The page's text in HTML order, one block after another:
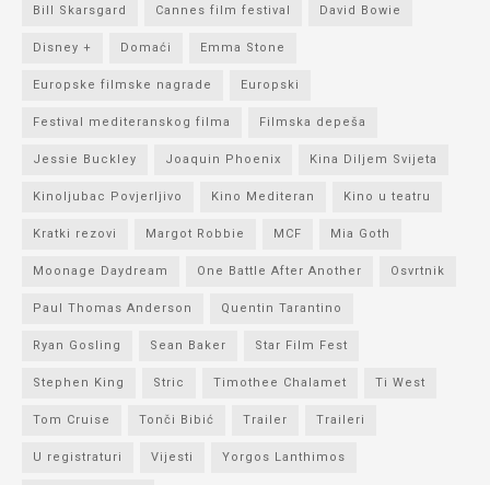
Bill Skarsgard Cannes film festival David Bowie
Disney + Domaći Emma Stone
Europske filmske nagrade Europski
Festival mediteranskog filma Filmska depeša
Jessie Buckley Joaquin Phoenix Kina Diljem Svijeta
Kinoljubac Povjerljivo Kino Mediteran Kino u teatru
Kratki rezovi Margot Robbie MCF Mia Goth
Moonage Daydream One Battle After Another Osvrtnik
Paul Thomas Anderson Quentin Tarantino
Ryan Gosling Sean Baker Star Film Fest
Stephen King Stric Timothee Chalamet Ti West
Tom Cruise Tonči Bibić Trailer Traileri
U registraturi Vijesti Yorgos Lanthimos